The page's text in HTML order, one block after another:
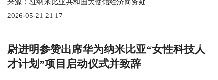
来源：驻纳米比亚共和国大使馆经济商务处
2026-05-21 21:17
尉进明参赞出席华为纳米比亚“女性科技人
才计划”项目启动仪式并致辞